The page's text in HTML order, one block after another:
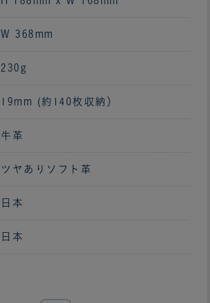
W 368mm
230g
19mm (約140枚収納）
牛革
ツヤありソフト革
日本
日本